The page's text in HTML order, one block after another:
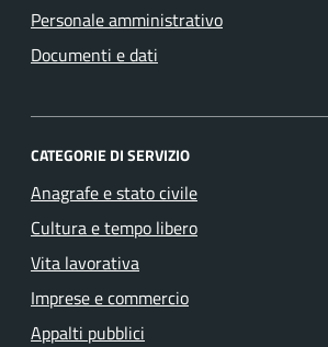
Personale amministrativo
Documenti e dati
CATEGORIE DI SERVIZIO
Anagrafe e stato civile
Cultura e tempo libero
Vita lavorativa
Imprese e commercio
Appalti pubblici